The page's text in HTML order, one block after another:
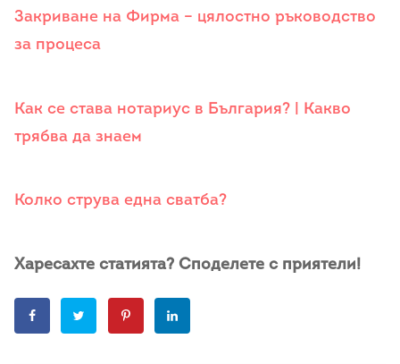
Закриване на Фирма – цялостно ръководство
за процеса
Как се става нотариус в България? | Какво
трябва да знаем
Колко струва една сватба?
Харесахте статията? Споделете с приятели!